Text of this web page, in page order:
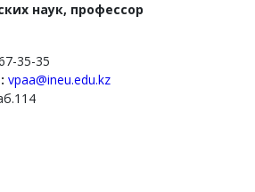
наук, профессор
35-35
vpaa@ineu.edu.kz